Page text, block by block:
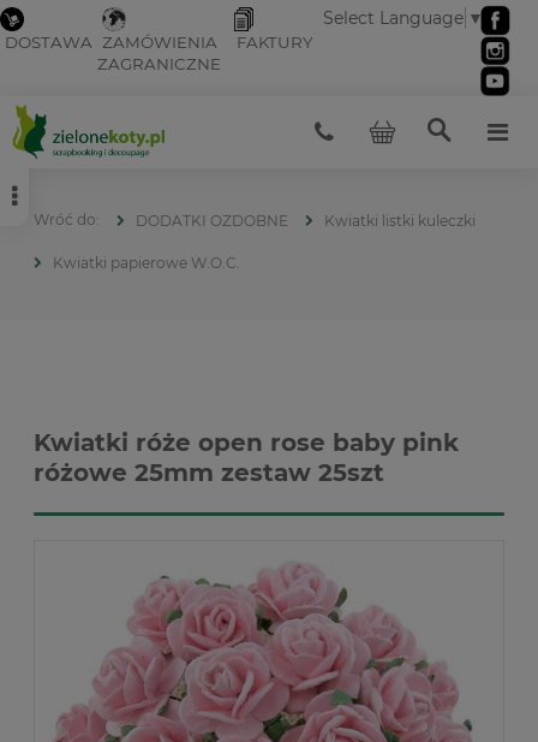
DOSTAWA ZAMÓWIENIA
ZAGRANICZNE
FAKTURY
Select Language ▼
DODATKI OZDOBNE Kwiatki listki kuleczki
Kwiatki papierowe W.O.C.
Kwiatki róże open rose baby pink
różowe 25mm zestaw 25szt